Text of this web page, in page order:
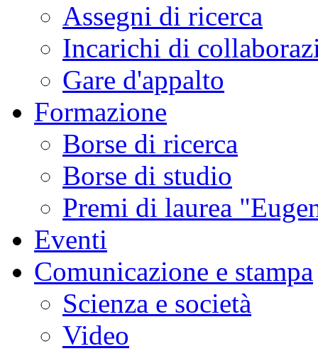
Assegni di ricerca
Incarichi di
Gare d'appalto
Formazione
Borse di ricerca
Borse di studio
Premi di laurea
Eventi
Comunicazione e stampa
Scienza e società
Video